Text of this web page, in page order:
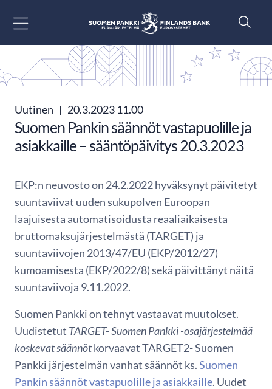
Uutinen | 20.3.2023 11.00
Suomen Pankin säännöt vastapuolille ja
asiakkaille – sääntöpäivitys 20.3.2023
EKP:n neuvosto on 24.2.2022 hyväksynyt päivitetyt
suuntaviivat uuden sukupolven Euroopan
laajuisesta automatisoidusta reaaliaikaisesta
bruttomaksujärjestelmästä (TARGET) ja
suuntaviivojen 2013/47/EU (EKP/2012/27)
kumoamisesta (EKP/2022/8) sekä päivittänyt näitä
suuntaviivoja 9.11.2022.
Suomen Pankki on tehnyt vastaavat muutokset.
Uudistetut TARGET- Suomen Pankki -osajärjestelmää
koskevat säännötkorvaavat TARGET2- Suomen
Pankki järjestelmän vanhat säännöt ks.Suomen
Pankin säännöt vastapuolille ja asiakkaille. Uudet